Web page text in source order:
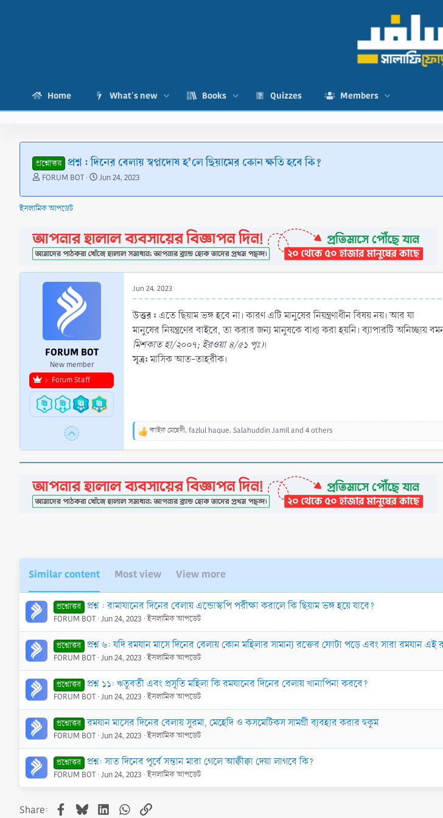
Home What's new Books Quizzes Members
প্রশ্নোত্তর প্রশ্ন : দিনের বেলায় স্বপ্নদোষ হ’লে ছিয়ামের কোন ক্ষতি হবে কি?
T
r
e
d
s
t
a
r
FORUM BOT
S
a
d
a
t
e
Jun 24, 2023
ইসলামিক আপডেট
FORUM BOT
New member
Forum Staff
Jun 24, 2023
উত্তর : এতে ছিয়াম ভঙ্গ হবে না। কারণ এটি মানুষের নিয়ন্ত্রণাধীন বিষয় নয়। আর যা
মানুষের নিয়ন্ত্রণের বাইরে, তা করার জন্য মানুষকে বাধ্য করা হয়নি। ব্যাপারটি অনিচ্ছায়
মিশকাত হা/২০০৭; ইরওয়া ৪/৫১ পৃঃ)।
সূত্র:মাসিক আত-তাহরীক।
R
i
o
n
কাইফ মেহেদী, fazlul haque, Salahuddin Jamiland 4 others
Similar content Most view View more
প্রশ্নোত্তর প্রশ্ন : রামাযানের দিনের বেলায় এন্ডোস্কপি পরীক্ষা করালে কি ছিয়াম ভঙ্গ হয়ে যাবে?
FORUM BOT Jun 24, 2023 ইসলামিক আপডেট
প্রশ্নোত্তর প্রশ্ন ৬: যদি রমযান মাসে দিনের বেলায় কোন মহিলার সামান্য রক্তের ফোটা পড়ে এবং সারা রমযান
FORUM BOT Jun 24, 2023 ইসলামিক আপডেট
প্রশ্নোত্তর প্রশ্ন ১১: ঋতুবতী এবং প্রসূতি মহিলা কি রমযানের দিনের বেলায় খানাপিনা করবে?
FORUM BOT Jun 24, 2023 ইসলামিক আপডেট
প্রশ্নোত্তর রমযান মাসের দিনের বেলায় সুরমা, মেহেদি ও কসমেটিকস সামগ্রী ব্যবহার করার হুকুম
FORUM BOT Jun 24, 2023 ইসলামিক আপডেট
প্রশ্নোত্তর প্রশ্ন: সাত দিনের পূর্বে সন্তান মারা গেলে আক্বীক্বা দেয়া লাগবে কি?
FORUM BOT Jun 24, 2023 ইসলামিক আপডেট
Share: Facebook
BlueskyLinkedInWhatsApp
Link